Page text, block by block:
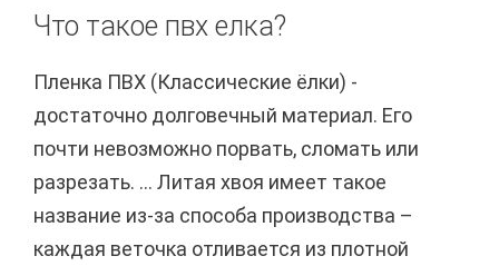
Что такое пвх елка?
Пленка ПВХ (Классические ёлки) -
достаточно долговечный материал. Его
почти невозможно порвать, сломать или
разрезать. ... Литая хвоя имеет такое
название из-за способа производства –
каждая веточка отливается из плотной